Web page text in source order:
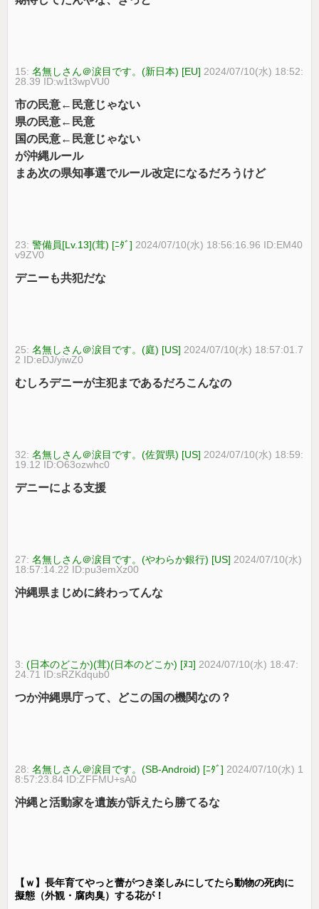
15:名無しさん＠涙目です。(新日本) [EU] 2024/07/10(水) 18:52:
28.39 ID:w1t3wpVU0
市の民意←民意じゃない
県の民意←民意
国の民意←民意じゃない
が沖縄ルール
まあ次の県知事選でルール改定になるだろうけど
23:警備員[Lv.13](茸) [ﾆﾀﾞ] 2024/07/10(水) 18:56:16.96 ID:EM40
v9ZV0
デニーも共犯だな
25:名無しさん＠涙目です。(庭) [US] 2024/07/10(水) 18:57:01.7
2 ID:eDJ/yiwZ0
むしろデニーが主犯まであるだろこんなの
32:名無しさん＠涙目です。(佐賀県) [US] 2024/07/10(水) 18:59:
19.12 ID:O63ozwhc0
デニーによる支援
27:名無しさん＠涙目です。(やわらか銀行) [US] 2024/07/10(水)
18:57:14.22 ID:pu3emXz00
沖縄県まじめに終わってんな
3:(日本のどこか)(茸)(日本のどこか) [ﾇｺ] 2024/07/10(水) 18:47:
24.71 ID:sRZKdqub0
つか沖縄県庁って、どこの国の機関なの？
28:名無しさん＠涙目です。(SB-Android) [ﾆﾀﾞ] 2024/07/10(水) 1
8:57:23.84 ID:ZFFMU+sA0
沖縄と活動家を遺族が訴えたら勝てるな
【ｗ】長年育てやっと蕾がつき楽しみにしてたら動物の死肉に
擬態（外観・腐肉臭）する花が！